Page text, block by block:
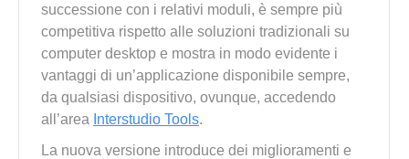
successione con i relativi moduli, è sempre più
competitiva rispetto alle soluzioni tradizionali su
computer desktop e mostra in modo evidente i
vantaggi di un’applicazione disponibile sempre,
da qualsiasi dispositivo, ovunque, accedendo
all’area Interstudio Tools.
La nuova versione introduce dei miglioramenti e